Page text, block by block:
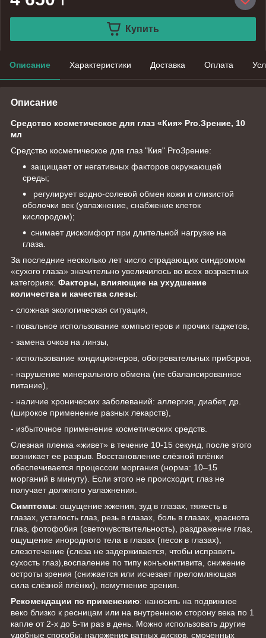
Купить
Описание Характеристики Доставка Оплата
Описание
Средство косметическое для глаз «Кия» Pro.Зрение, 10
мл
Средство косметическое для глаз "Кия" ProЗрение:
защищает от негативных факторов окружающей
среды;
регулирует водно-солевой обмен кожи и слизистой
оболочки век (увлажнение, снабжение клеток
кислородом);
снимает дискомфорт при длительной нагрузке на
глаза.
За последние несколько лет число страдающих синдромом
«сухого глаза» значительно увеличилось во всех возрастных
категориях. Факторы, влияющие на ухудшение
количества и качества слезы:
- сложная экологическая ситуация,
- повальное использование компьютеров и прочих гаджетов,
- замена очков на линзы,
- использование кондиционеров, обогревательных приборов,
- нарушение минерального обмена (не сбалансированное
питание),
- наличие хронических заболеваний: аллергия, диабет, др.
(широкое применение разных лекарств),
- избыточное применение косметических средств.
Слезная пленка «живет» в течение 10-15 секунд, после этого
возникает ее разрыв. Восстановление слёзной плёнки
обеспечивается процессом моргания (норма: 10–15
морганий в минуту). Если этого не происходит, глаз не
получает должного увлажнения.
Симптомы: ощущение жжения, зуд в глазах, тяжесть в
глазах, усталость глаз, резь в глазах, боль в глазах, краснота
глаз, фотофобия (светочувствительность), раздражение глаз,
ощущение инородного тела в глазах (песок в глазах),
слезотечение (слеза не задерживается, чтобы исправить
сухость глаз),воспаление по типу конъюнктивита, снижение
остроты зрения (снижается или исчезает преломляющая
сила слёзной плёнки), помутнение зрения.
Рекомендации по применению: наносить на подвижное
веко близко к ресницам или на внутреннюю сторону века по 1
капле от 2-х до 5-ти раз в день. Можно использовать другие
удобные способы: наложение ватных дисков, смоченных